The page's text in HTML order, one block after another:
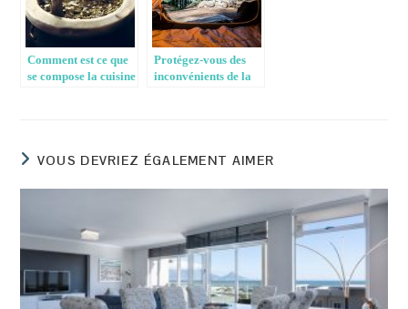
Comment est ce que
se compose la cuisine
Protégez-vous des
inconvénients de la
VOUS DEVRIEZ ÉGALEMENT AIMER